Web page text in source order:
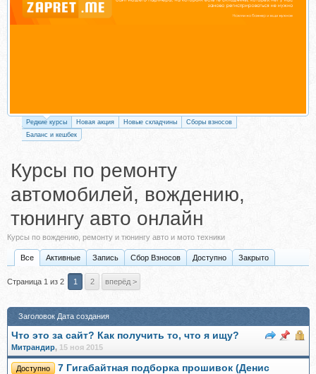
Редкие курсы Новая акция Новые складчины
Сборы взносов
Баланс и кешбек
Курсы по ремонту
автомобилей, вождению,
тюнингу авто онлайн
Курсы по вождению, ремонту и тюнингу авто и мото техники
Все Активные Запись Сбор Взносов Доступно Закрыто
Страница 1 из 2 1 2 вперёд >
Заголовок Дата создания
Что это за сайт? Как получить то, что я ищу?
Митрандир, 15 ноя 2015
Доступно
7 Гигабайтная подборка прошивок (Денис